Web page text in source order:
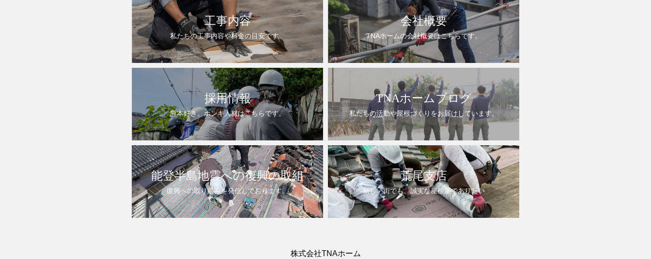
工事内容
私たちの工事内容や料金の目安です。
会社概要
TNAホームの会社概要はこちらです。
採用情報
熊本好き。ホンキ人材はこちらです。
TNAホームブログ
私たちの活動や屋根づくりをお届けしています。
能登半島地震への復興の取組
復興への取り組みを発信しております。
荒尾支店
新しい街でも、誠実な屋根屋でありたい
株式会社TNAホーム